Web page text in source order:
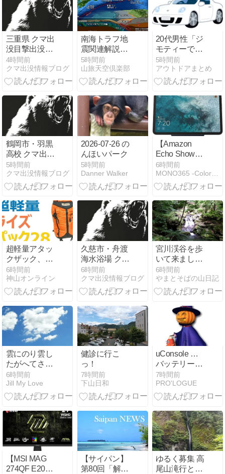
三重県 クマ出
没目撃出没情
報 [2026.8.8]
4時間前
クマ出没情報ブログ
南海トラフ地
震関連解説情
報について －
最近の南海ト
ラフ周辺の地
5時間前
山旅天空倶楽部
20代男性「ジ
モティーで車
を買ったらリ
ース車だっ
た」53歳無職
5時間前
アウトドアまとめ
鶴岡市・羽黒
高校 クマ出没
目撃出没情報
[2026.8.8]
5時間前
クマ出没情報ブログ
2026-07-26 の
んほいパーク
5時間前
Danner Walker
【Amazon
Echo Show
11】11インチ
クラスの大画
面フルHDディ
間オーディオ
対応スピーカ
ー、スマート
ホームハブ機
能を一体化し
たスマートデ
ィスプレイが
Amazonにて
10%OFFの
35,980円
6時間前
MONO365 -Color your days-
超軽量アタッ
クザック、ア
ライテント
「ライズパッ
ク」レビュー
6時間前
神山オンライン
久慈市・舟渡
海水浴場 クマ
出没目撃出没
情報
6時間前
クマ出没情報ブログ
宮川渓谷を歩
いて来ました
～♪
6時間前
やまとそばの山日記
雲にのり雲し
たがへてさあ
ゆかう 山河を
越えて夢さめ
ぬ間に
6時間前
Jill My Love
健診に行こ
っ！
7時間前
下山日和
uConsole …
バッテリー劣
化によるトラ
ブル顛末記と
プチフリ回避
7時間前
PRO'LOGUE
【MSI MAG
274QF E20】
【サイパン】
第80回「解放
ゆるく募集 高
尾山滝行と山